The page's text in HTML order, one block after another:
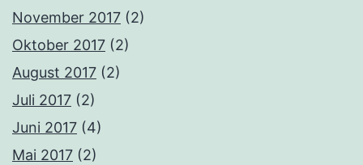
November 2017 (2)
Oktober 2017 (2)
August 2017 (2)
Juli 2017 (2)
Juni 2017 (4)
Mai 2017 (2)